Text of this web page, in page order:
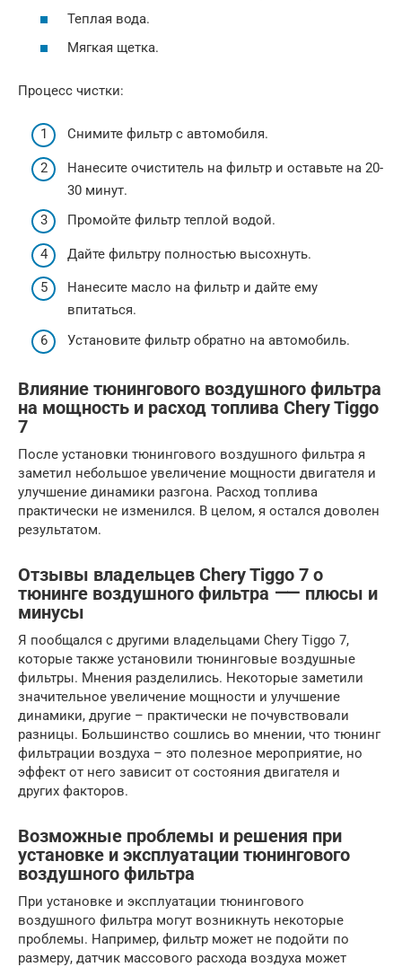
Теплая вода.
Мягкая щетка.
Процесс чистки:
Снимите фильтр с автомобиля.
Нанесите очиститель на фильтр и оставьте на 20-
30 минут.
Промойте фильтр теплой водой.
Дайте фильтру полностью высохнуть.
Нанесите масло на фильтр и дайте ему
впитаться.
Установите фильтр обратно на автомобиль.
Влияние тюнингового воздушного фильтра
на мощность и расход топлива Chery Tiggo
7
После установки тюнингового воздушного фильтра я
заметил небольшое увеличение мощности двигателя и
улучшение динамики разгона. Расход топлива
практически не изменился. В целом, я остался доволен
результатом.
Отзывы владельцев Chery Tiggo 7 о
тюнинге воздушного фильтра ⸺ плюсы и
минусы
Я пообщался с другими владельцами Chery Tiggo 7,
которые также установили тюнинговые воздушные
фильтры. Мнения разделились. Некоторые заметили
значительное увеличение мощности и улучшение
динамики, другие – практически не почувствовали
разницы. Большинство сошлись во мнении, что тюнинг
фильтрации воздуха – это полезное мероприятие, но
эффект от него зависит от состояния двигателя и
других факторов.
Возможные проблемы и решения при
установке и эксплуатации тюнингового
воздушного фильтра
При установке и эксплуатации тюнингового
воздушного фильтра могут возникнуть некоторые
проблемы. Например, фильтр может не подойти по
размеру, датчик массового расхода воздуха может